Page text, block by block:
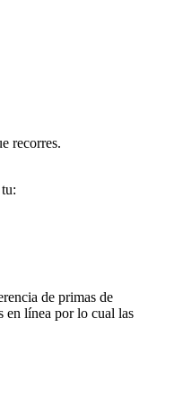
recorres.
de primas de
en línea por lo cual las